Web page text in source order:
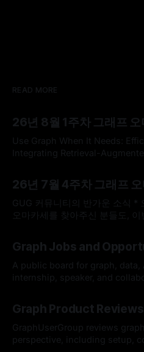
READ MORE
26년 8월 1주차 그래프 오
Use Graph When It Needs:
Integrating Retrieval-
Integrating Retrieval-
GraphsLarge language
knowledge-intensive tasks
outdated parametric
26년 7월 4주차 그래프 오
GUG 커뮤니티의 반가운 소식 * 오랜만에 인사드립니다 ! 다시
오마카세를 찾아주신 분들도, 이
Group)에 정말 반가운 소식이
GUG가 2026 오픈소스 AI·SW
습니다. 7월 25일(토요일)
Graph Jobs and
A public board for graph, data,
internship, speaker, and
Graph Product
GraphUserGroup reviews
perspective, including setup,